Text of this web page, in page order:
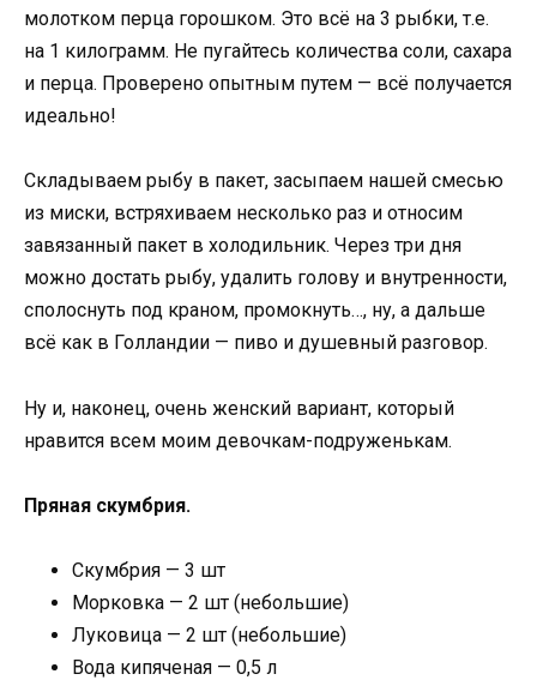
молотком перца горошком. Это всё на 3 рыбки, т.е.
на 1 килограмм. Не пугайтесь количества соли, сахара
и перца. Проверено опытным путем — всё получается
идеально!
Складываем рыбу в пакет, засыпаем нашей смесью
из миски, встряхиваем несколько раз и относим
завязанный пакет в холодильник. Через три дня
можно достать рыбу, удалить голову и внутренности,
сполоснуть под краном, промокнуть…, ну, а дальше
всё как в Голландии — пиво и душевный разговор.
Ну и, наконец, очень женский вариант, который
нравится всем моим девочкам-подруженькам.
Пряная скумбрия.
Скумбрия — 3 шт
Морковка — 2 шт (небольшие)
Луковица — 2 шт (небольшие)
Вода кипяченая — 0,5 л